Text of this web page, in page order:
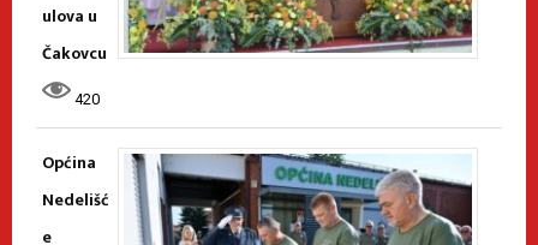
ulova u
Čakovcu
420
Općina
Nedelišć
e